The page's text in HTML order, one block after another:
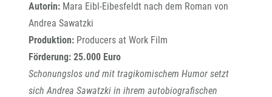
Autorin: Mara Eibl-Eibesfeldt nach dem Roman von
Andrea Sawatzki
Produktion: Producers at Work Film
Förderung: 25.000 Euro
Schonungslos und mit tragikomischem Humor setzt
sich Andrea Sawatzki in ihrem autobiografischen